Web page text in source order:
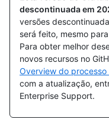
descontinuada em
versões
será feito, mesmo
Para obter melhor
novos recursos no
Overview do
com a atualização,
Enterprise Support.